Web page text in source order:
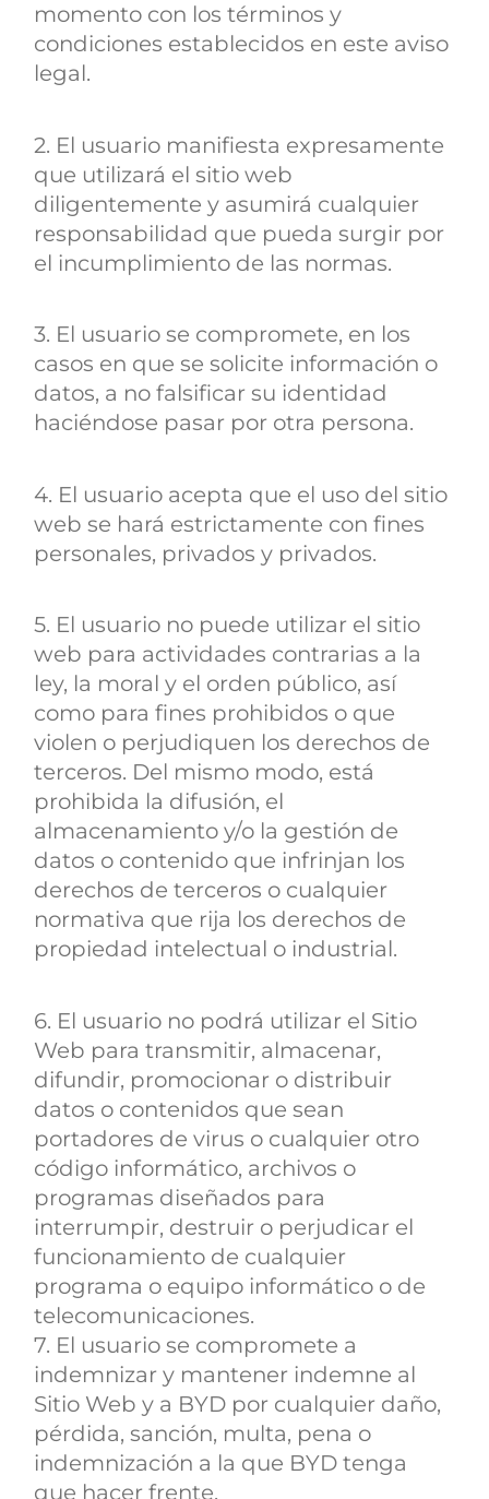
momento con los términos y
condiciones establecidos en este aviso
legal.
2. El usuario manifiesta expresamente
que utilizará el sitio web
diligentemente y asumirá cualquier
responsabilidad que pueda surgir por
el incumplimiento de las normas.
3. El usuario se compromete, en los
casos en que se solicite información o
datos, a no falsificar su identidad
haciéndose pasar por otra persona.
4. El usuario acepta que el uso del sitio
web se hará estrictamente con fines
personales, privados y privados.
5. El usuario no puede utilizar el sitio
web para actividades contrarias a la
ley, la moral y el orden público, así
como para fines prohibidos o que
violen o perjudiquen los derechos de
terceros. Del mismo modo, está
prohibida la difusión, el
almacenamiento y/o la gestión de
datos o contenido que infrinjan los
derechos de terceros o cualquier
normativa que rija los derechos de
propiedad intelectual o industrial.
6. El usuario no podrá utilizar el Sitio
Web para transmitir, almacenar,
difundir, promocionar o distribuir
datos o contenidos que sean
portadores de virus o cualquier otro
código informático, archivos o
programas diseñados para
interrumpir, destruir o perjudicar el
funcionamiento de cualquier
programa o equipo informático o de
telecomunicaciones.
7. El usuario se compromete a
indemnizar y mantener indemne al
Sitio Web y a BYD por cualquier daño,
pérdida, sanción, multa, pena o
indemnización a la que BYD tenga
que hacer frente.